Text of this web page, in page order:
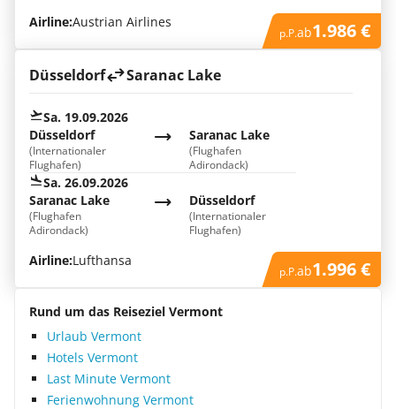
Airline:Austrian Airlines
p.P.ab1.986 €
Düsseldorf Saranac Lake
Sa. 19.09.2026
Düsseldorf
(Internationaler
Flughafen)
Saranac Lake
(Flughafen
Adirondack)
Sa. 26.09.2026
Düsseldorf
(Internationaler
Flughafen)
Saranac Lake
(Flughafen
Adirondack)
Airline:Lufthansa
p.P.ab1.996 €
Rund um das Reiseziel Vermont
Urlaub Vermont
Hotels Vermont
Last Minute Vermont
Ferienwohnung Vermont